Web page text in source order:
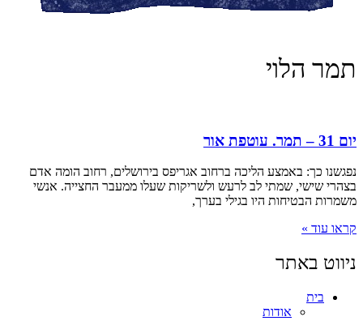
תמר הלוי
יום 31 – תמר. עוטפת אור
נפגשנו כך: באמצע הליכה ברחוב אגריפס בירושלים, רחוב הומה אדם
בצהרי שישי, שמתי לב לרעש ולשריקות שעלו ממעבר החצייה. אנשי
משמרות הבטיחות היו בגילי בערך,
קראו עוד »
ניווט באתר
בית
אודות